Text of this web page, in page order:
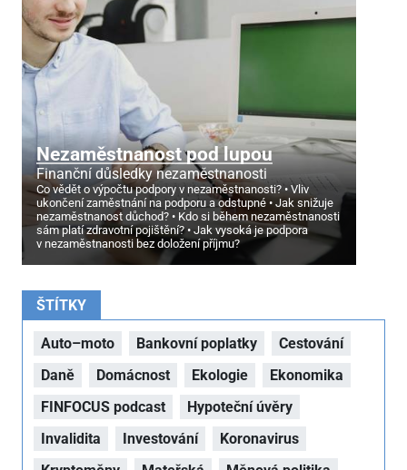
Nezaměstnanost pod lupou
Finanční důsledky nezaměstnanosti
Co vědět o výpočtu podpory v nezaměstnanosti?
Vliv
ukončení zaměstnání na podporu a odstupné
Jak snižuje
nezaměstnanost důchod?
Kdo si během nezaměstnanosti
sám platí zdravotní pojištění?
Jak vysoká je podpora
v nezaměstnanosti bez doložení příjmu?
ŠTÍTKY
Auto–moto Bankovní poplatky
Cestování
Daně
Domácnost Ekologie
Ekonomika
FINFOCUS podcast
Hypoteční úvěry
Invalidita
Investování
Koronavirus